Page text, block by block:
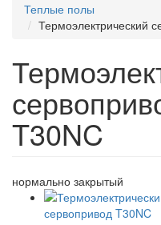
Теплые полы
Термоэлектрический
T30NC
нормально закрытый